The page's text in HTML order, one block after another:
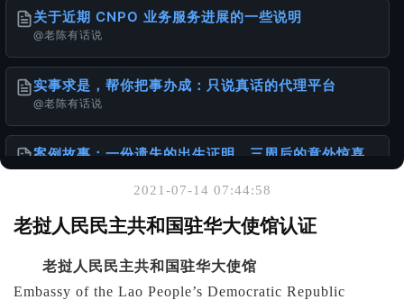
关于近期 CNPO 业务服务进展的一些说明
@老陈有话说
实事求是，帮你把事办成：只说真话的代理平台
@老陈有话说
案例故事：一份遗失的出生证明，三周后的意外惊喜
@老陈有话说
你可能也喜欢
「出国必备常识」
@老陈有话说
2021-07-14 07:44:58
老挝人民民主共和国驻华大使馆认证
老挝人民民主共和国驻华大使馆
Embassy of the Lao People’s Democratic Republic